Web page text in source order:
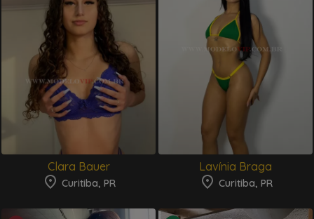
Clara Bauer
Curitiba, PR
Lavínia Braga
Curitiba, PR